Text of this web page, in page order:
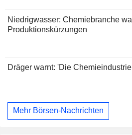
Niedrigwasser: Chemiebranche
Produktionskürzungen
Dräger warnt: 'Die
Mehr Börsen-Nachrichten